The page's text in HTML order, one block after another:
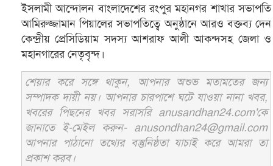
ইসলামী আন্দোলন বাংলাদেশের রংপুর মহানগর শাখার সভাপতি
আমিরুজ্জামান পিয়ালের সভাপতিত্বে অনুষ্ঠানে আরও বক্তব্য দেন
কেন্দ্রীয় প্রেসিডিয়াম সদস্য আশরাফ আলী আকন্দসহ জেলা ও
মহানগারের নেতৃবৃন্দ।
শেয়ার করে সঙ্গে থাকুন, আপনার অশুভ মতামতের জন্য
সম্পাদক দায়ী নয়। আপনার চারপাশে ঘটে যাওয়া নানা খবর,
খবরের পিছনের খবর সরাসরি anusandhan24.com'কে
জানাতে ই-মেইল করুন- anusondhan24@gmail.com
আপনার পাঠানো তথ্যের বস্তুনিষ্ঠতা যাচাই করে আমরা তা
প্রকাশ করব।